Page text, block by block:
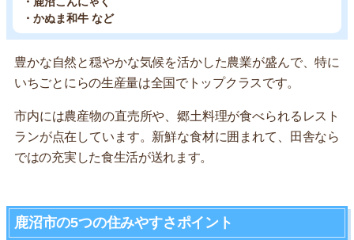
・かぬま和牛 など
豊かな自然と穏やかな気候を活かした農業が盛んで、特に
いちごとにらの生産量は全国でトップクラスです。
市内には農産物の直売所や、郷土料理が食べられるレスト
ランが点在しています。新鮮な食材に囲まれて、田舎なら
ではの充実した食生活が送れます。
鹿沼市の5つの住みやすさポイント